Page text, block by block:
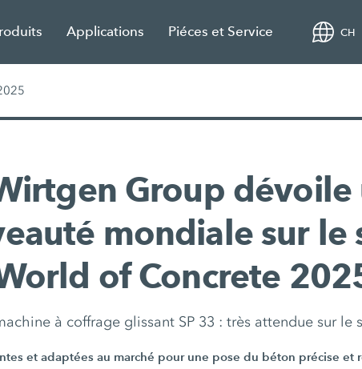
Applications Piéces et Service CH
Group dévoile
mondiale sur le
of Concrete
à coffrage glissant SP 33 : très attendue sur le
et adaptées au marché pour une pose du béton précise et